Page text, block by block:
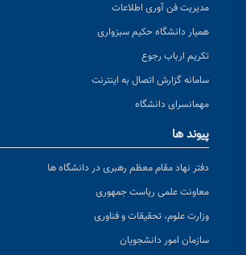
مدیریت فن آوری اطلاعات
همیار دانشگاه حکیم سبزواری
تکریم ارباب رجوع
سامانه گزارش اتصال به اینترنت
مهمانسرای دانشگاه
پیوند ها
دفتر نهاد مقام معظم رهبری در دانشگاه ها
معاونت علمی ریاست جمهوری
وزارت علوم، تحقیقات و فناوری
سازمان امور دانشجویان